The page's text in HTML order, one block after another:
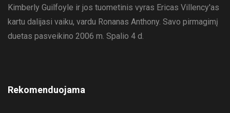
Kimberly Guilfoyle ir jos tuometinis vyras Ericas Villency'as
kartu dalijasi vaiku, vardu Ronanas Anthony. Savo pirmagimį
duetas pasveikino 2006 m. Spalio 4 d.
Rekomenduojama